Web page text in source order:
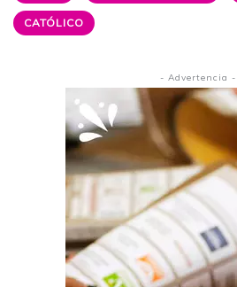
CATÓLICO
- Advertencia -